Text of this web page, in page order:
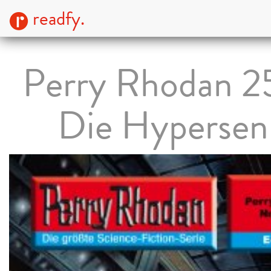
readfy.
Perry Rhodan
Die